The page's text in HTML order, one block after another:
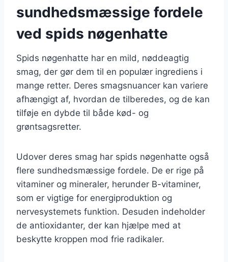
sundhedsmæssige fordele
ved spids nøgenhatte
Spids nøgenhatte har en mild, nøddeagtig
smag, der gør dem til en populær ingrediens i
mange retter. Deres smagsnuancer kan variere
afhængigt af, hvordan de tilberedes, og de kan
tilføje en dybde til både kød- og
grøntsagsretter.
Udover deres smag har spids nøgenhatte også
flere sundhedsmæssige fordele. De er rige på
vitaminer og mineraler, herunder B-vitaminer,
som er vigtige for energiproduktion og
nervesystemets funktion. Desuden indeholder
de antioxidanter, der kan hjælpe med at
beskytte kroppen mod frie radikaler.